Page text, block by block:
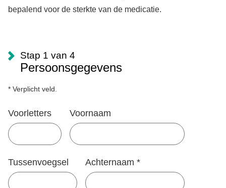
bepalend voor de sterkte van de medicatie.
Stap 1 van 4
Persoonsgegevens
* Verplicht veld.
Voorletters Voornaam
Tussenvoegsel Achternaam *